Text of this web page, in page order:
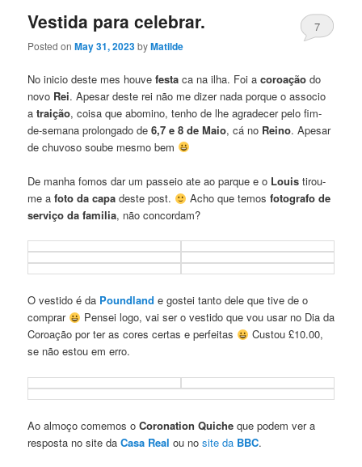
Vestida para celebrar.
Posted onMay 31, 2023byMatilde
7
No inicio deste mes houvefesta ca na ilha. Foi acoroação do
novo Rei. Apesar deste rei não me dizer nada porque o associo
atraição, coisa que abomino, tenho de lhe agradecer pelo fim-
de-semana prolongado de6,7 e 8 de Maio, cá no Reino. Apesar
de chuvoso soube mesmo bem
De manha fomos dar um passeio ate ao parque e o Louis tirou-
me afoto da capa deste post. Acho que temos fotografo de
serviço da familia, não concordam?
O vestido é da Poundland e gostei tanto dele que tive de o
comprar
Pensei logo, vai ser o vestido que vou usar no Dia da
Coroação por ter as cores certas e perfeitas
Custou £10.00,
se não estou em erro.
Ao almoço comemos oCoronation Quiche que podem ver a
resposta no site da Casa Real ou no site da BBC.